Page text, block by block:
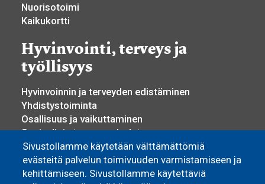
Sivustollamme käytetään välttämättömiä
evästeitä palvelun toimivuuden varmistamiseen ja
kehittämiseen. Sivustollamme käytettäviä
Nuorisotoimi
Kaikukortti
Hyvinvointi, terveys ja
työllisyys
Hyvinvoinnin ja terveyden edistäminen
Yhdistystoiminta
Osallisuus ja vaikuttaminen
Sosiaali- ja terveyspalvelut
Työllisyyspalvelut
Yrittäjyys ja elinkeino